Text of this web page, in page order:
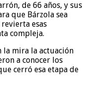
de 66 años, y sus
que Bárzola sea
esas
compleja.
la mira la actuación
a conocer los
cerró esa etapa de